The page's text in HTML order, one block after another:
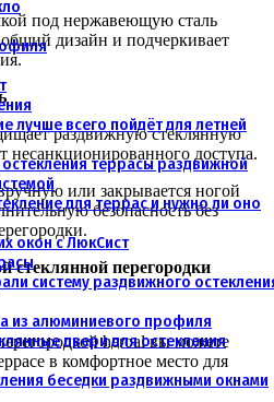
лучше всего пойдёт для летней
террасы раздвижной
для террас и нужно ли оно
окон с ЛюкСист
систему раздвижного
из алюминиевого профиля
двери для остекления
беседки раздвижными окнами
под нержавеющую сталь
дизайн и подчеркивает
раздвижную стеклянную
несанкционированного доступа.
или закрывается ногой
безопасность без
стеклянной перегородки
heroal вы можете
в комфортное место для